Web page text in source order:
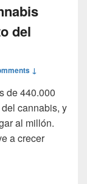
del
↓
de 440.000
cannabis, y
al millón.
a crecer
cannabis